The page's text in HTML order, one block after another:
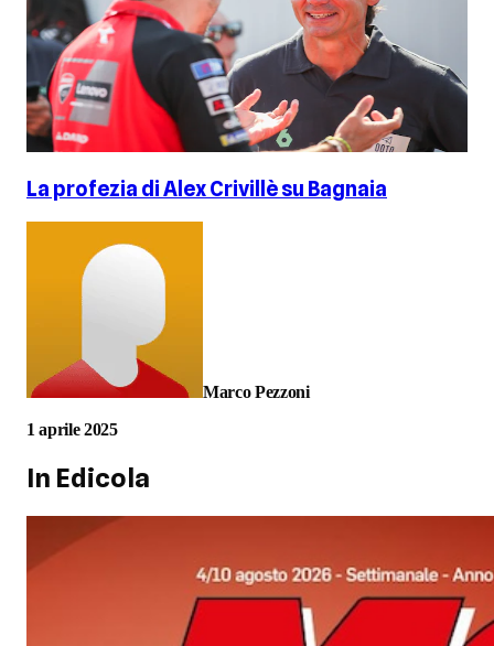
La profezia di Alex Crivillè su Bagnaia
Marco Pezzoni
1 aprile 2025
In Edicola